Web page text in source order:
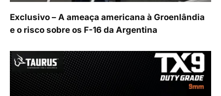
Exclusivo – A ameaça americana à Groenlândia
e o risco sobre os F-16 da Argentina